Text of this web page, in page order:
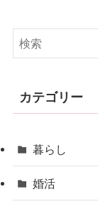
カテゴリー
暮らし
婚活